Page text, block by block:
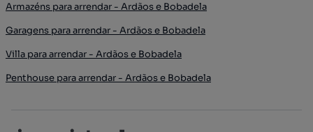
Armazéns para arrendar - Ardãos e Bobadela
Garagens para arrendar - Ardãos e Bobadela
Villa para arrendar - Ardãos e Bobadela
Penthouse para arrendar - Ardãos e Bobadela